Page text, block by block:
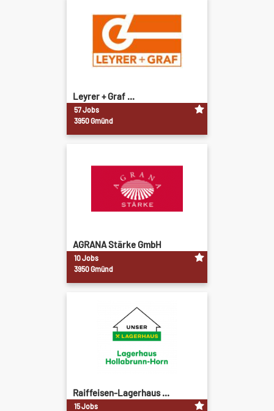
Leyrer + Graf ...
57 Jobs
3950 Gmünd
AGRANA Stärke GmbH
10 Jobs
3950 Gmünd
Raiffeisen-Lagerhaus ...
15 Jobs